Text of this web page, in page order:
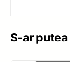
S-ar